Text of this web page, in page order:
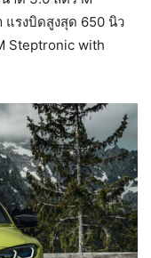
แรงบิดสูงสุด 650 นิว
Steptronic with